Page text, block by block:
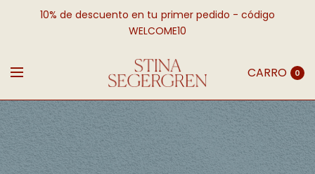
10% de descuento en tu primer pedido - código
WELCOME10
CARRO 0